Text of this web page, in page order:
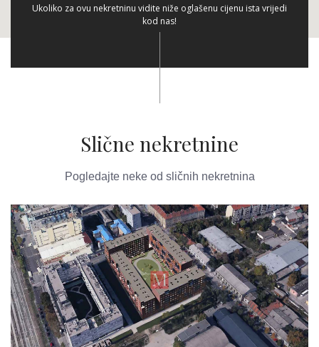
Ukoliko za ovu nekretninu vidite niže oglašenu cijenu ista vrijedi
kod nas!
Slične nekretnine
Pogledajte neke od sličnih nekretnina